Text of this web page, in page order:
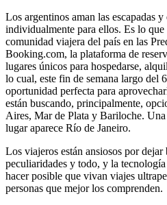
Los argentinos aman las escapadas
individualmente para ellos. Es lo
comunidad viajera del país en las
Booking.com, la plataforma de
lugares únicos para hospedarse,
lo cual, este fin de semana largo del
oportunidad perfecta para
están buscando, principalmente,
Aires, Mar de Plata y Bariloche.
lugar aparece Río de Janeiro.
Los viajeros están ansiosos por
peculiaridades y todo, y la
hacer posible que vivan viajes
personas que mejor los comprenden.